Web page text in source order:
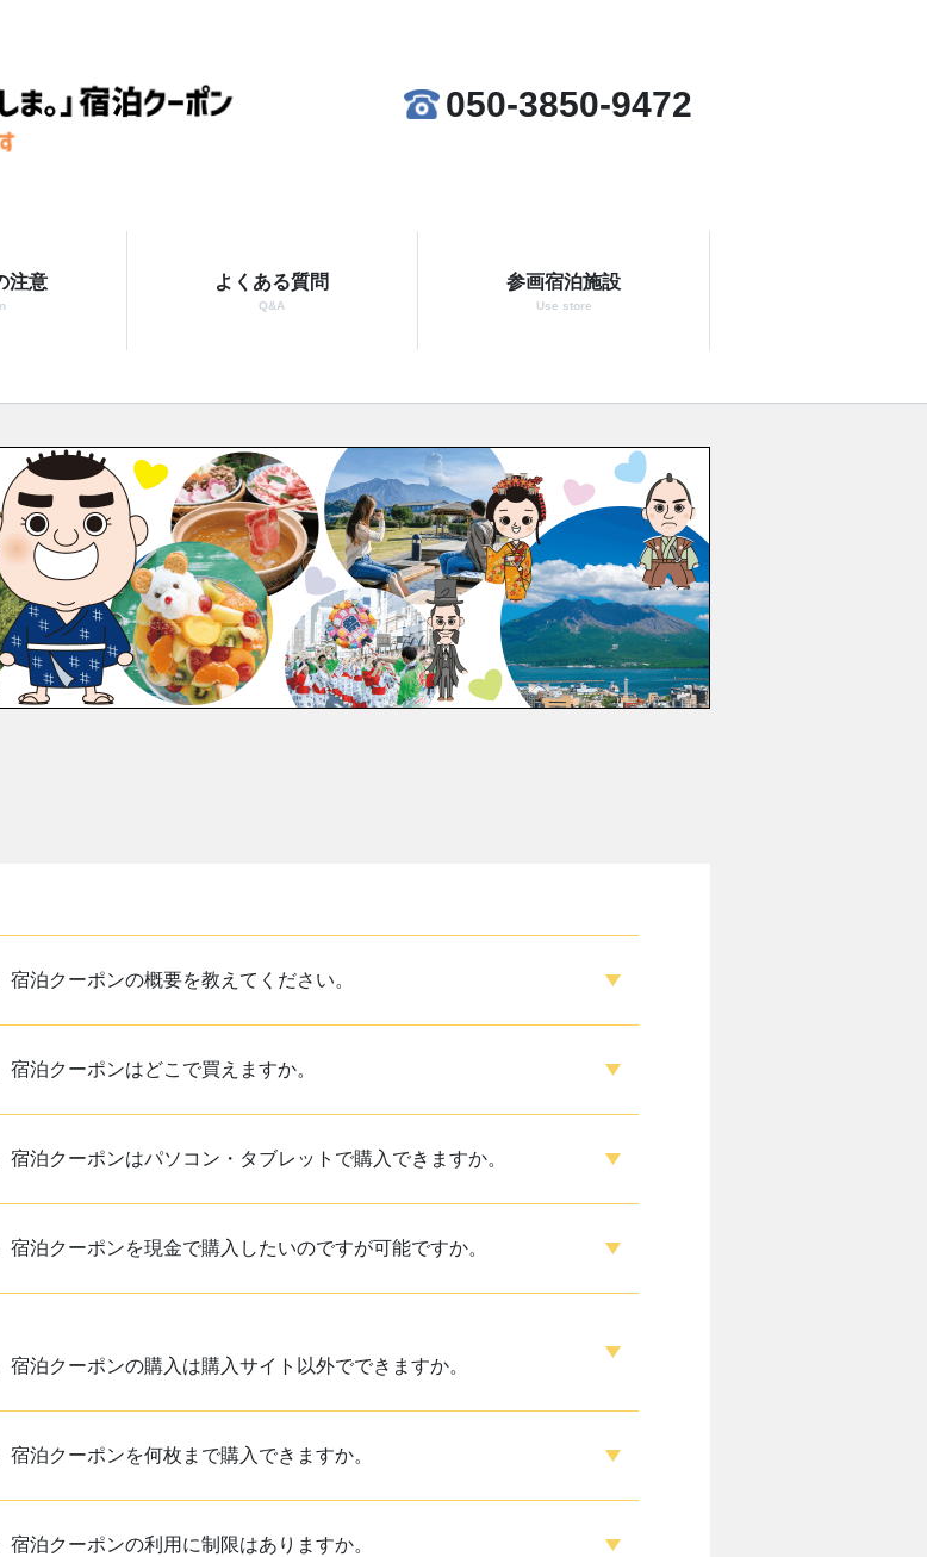
050-3850-9472
注意 よくある質問
Q&A
参画宿泊施設
Use store
泊クーポンの概要を教えてください。
泊クーポンはどこで買えますか。
泊クーポンはパソコン・タブレットで購入できますか。
泊クーポンを現金で購入したいのですが可能ですか。
泊クーポンの購入は購入サイト以外でできますか。
泊クーポンを何枚まで購入できますか。
泊クーポンの利用に制限はありますか。